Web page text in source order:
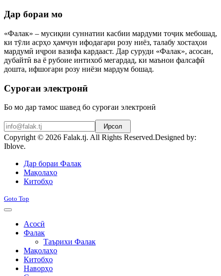
Дар бораи мо
«Фалак» – мусиқии суннатии касбии мардуми тоҷик мебошад,
ки тӯли асрҳо ҳамчун ифодагари розу ниёз, талабу хостаҳои
мардумӣ иҷрои вазифа кардааст. Дар суруди «Фалак», асосан,
дубайтӣ ва ё рубоие интихоб мегардад, ки маънои фалсафӣ
дошта, ифшогари розу ниёзи мардум бошад.
Суроғаи электронӣ
Бо мо дар тамос шавед бо суроғаи электронӣ
Ирсол
Copyright © 2026 Falak.tj. All Rights Reserved.Designed by:
Iblove.
Дар бораи Фалак
Мақолаҳо
Китобҳо
Goto Top
Асосӣ
Фалак
Таърихи Фалак
Мақолаҳо
Китобҳо
Наворҳо